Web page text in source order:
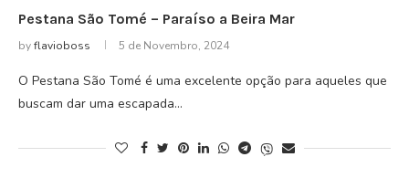
Pestana São Tomé – Paraíso a Beira Mar
byflavioboss 5 de Novembro, 2024
O Pestana São Tomé é uma excelente opção para aqueles que
buscam dar uma escapada…